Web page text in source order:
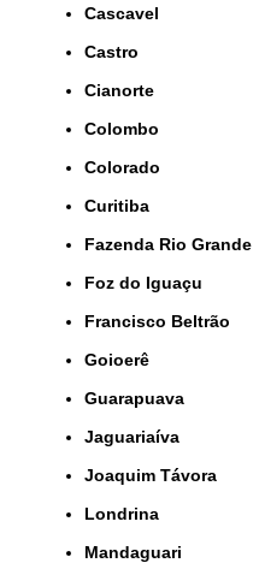
Cascavel
Castro
Cianorte
Colombo
Colorado
Curitiba
Fazenda Rio Grande
Foz do Iguaçu
Francisco Beltrão
Goioerê
Guarapuava
Jaguariaíva
Joaquim Távora
Londrina
Mandaguari